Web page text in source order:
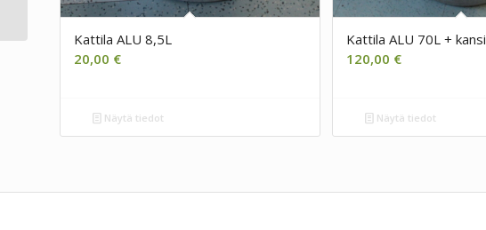
Kattila ALU 8,5L
20,00 €
Näytä tiedot
Kattila ALU 70L + kansi
120,00 €
Näytä tiedot